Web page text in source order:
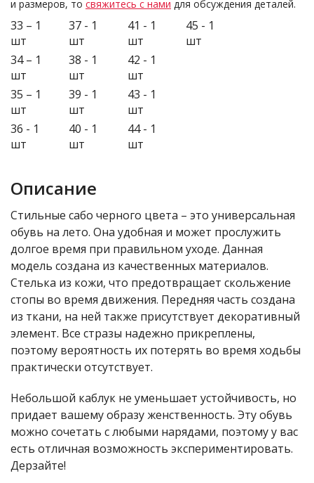
и размеров, то свяжитесь с нами для обсуждения деталей.
33 – 1
шт
34 – 1
шт
35 – 1
шт
36 - 1
шт
37 - 1
шт
38 - 1
шт
39 - 1
шт
40 - 1
шт
41 - 1
шт
42 - 1
шт
43 - 1
шт
44 - 1
шт
45 - 1
шт
Описание
Стильные сабо черного цвета – это универсальная
обувь на лето. Она удобная и может прослужить
долгое время при правильном уходе. Данная
модель создана из качественных материалов.
Стелька из кожи, что предотвращает скольжение
стопы во время движения. Передняя часть создана
из ткани, на ней также присутствует декоративный
элемент. Все стразы надежно прикреплены,
поэтому вероятность их потерять во время ходьбы
практически отсутствует.
Небольшой каблук не уменьшает устойчивость, но
придает вашему образу женственность. Эту обувь
можно сочетать с любыми нарядами, поэтому у вас
есть отличная возможность экспериментировать.
Дерзайте!